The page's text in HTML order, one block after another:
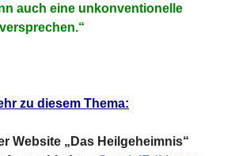
auch eine unkonventionelle
zu diesem Thema:
Website „Das Heilgeheimnis“